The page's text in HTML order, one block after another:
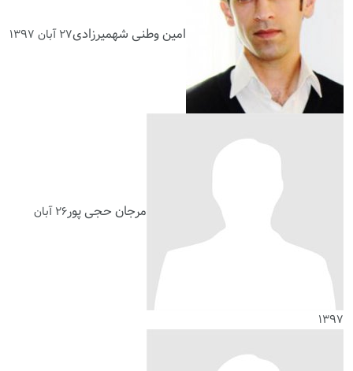
امین وطنی شهمیرزادی۲۷ آبان ۱۳۹۷
مرجان حجی پور ۲۶ آبان
۱۳۹۷